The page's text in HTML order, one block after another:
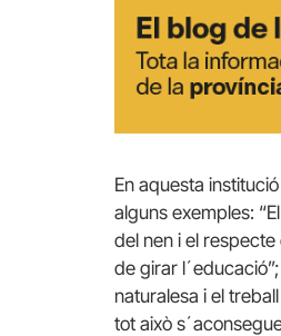
En aquesta
alguns exemples:
del nen i el
de girar
naturalesa i el
tot això